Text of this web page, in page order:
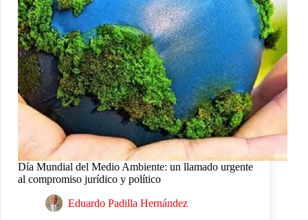
Día Mundial del Medio Ambiente: un llamado urgente
al compromiso jurídico y político
Eduardo Padilla Hernández